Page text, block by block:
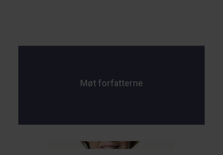
Møt forfatterne